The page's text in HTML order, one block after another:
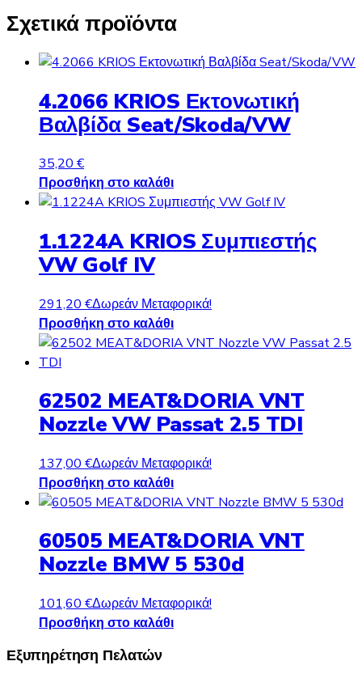
Σχετικά προϊόντα
4.2066 KRIOS Εκτονωτική
Βαλβίδα Seat/Skoda/VW
35,20€
Προσθήκη στο καλάθι
1.1224A KRIOS Συμπιεστής
VW Golf IV
291,20 €Δωρεάν Μεταφορικά!
Προσθήκη στο καλάθι
62502 MEAT&DORIA VNT
Nozzle VW Passat 2.5 TDI
137,00 €Δωρεάν Μεταφορικά!
Προσθήκη στο καλάθι
60505 MEAT&DORIA VNT
Nozzle BMW 5 530d
101,60 €Δωρεάν Μεταφορικά!
Προσθήκη στο καλάθι
Εξυπηρέτηση Πελατών